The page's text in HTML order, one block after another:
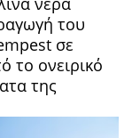
του
σε
το ονειρικό
της